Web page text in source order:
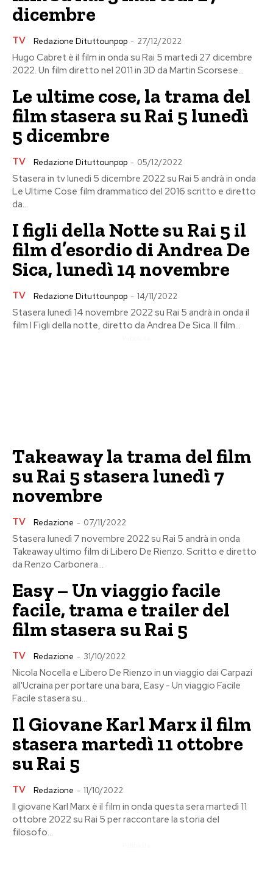
dicembre
TV Redazione Dituttounpop - 27/12/2022
Hugo Cabret è il film in onda su Rai 5 martedì 27 dicembre
2022. Un film diretto nel 2011 in 3D da Martin Scorsese...
Le ultime cose, la trama del
film stasera su Rai 5 lunedì
5 dicembre
TV Redazione Dituttounpop - 05/12/2022
Stasera in tv lunedì 5 dicembre 2022 su Rai 5 andrà in onda
Le Ultime Cose film drammatico del 2016 scritto e diretto
da...
I figli della Notte su Rai 5 il
film d’esordio di Andrea De
Sica, lunedì 14 novembre
TV Redazione Dituttounpop - 14/11/2022
Stasera lunedì 14 novembre 2022 su Rai 5 andrà in onda il
film I Figli della notte, diretto da Andrea De Sica. Il film...
Takeaway la trama del film
su Rai 5 stasera lunedì 7
novembre
TV Redazione - 07/11/2022
Stasera lunedì 7 novembre 2022 su Rai 5 andrà in onda
Takeaway ultimo film di Libero De Rienzo. Scritto e diretto
da Renzo Carbonera...
Easy – Un viaggio facile
facile, trama e trailer del
film stasera su Rai 5
TV Redazione - 31/10/2022
Nicola Nocella e Libero De Rienzo in un viaggio dai Carpazi
all'Ucraina per portare una bara, Easy - Un viaggio Facile
Facile stasera su...
Il Giovane Karl Marx il film
stasera martedì 11 ottobre
su Rai 5
TV Redazione - 11/10/2022
Il giovane Karl Marx è il film in onda questa sera martedì 11
ottobre 2022 su Rai 5 per raccontare la storia del
filosofo...